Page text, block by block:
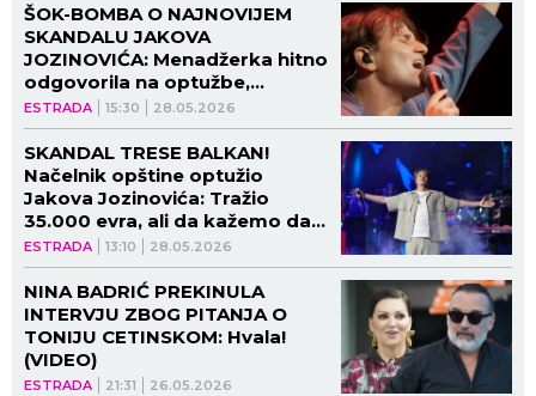
ESTRADA 15:30 28.05.2026
ŠOK-BOMBA O NAJNOVIJEM
SKANDALU JAKOVA
JOZINOVIĆA: Menadžerka hitno
odgovorila na optužbe,
spremna je da alarmira
ADVOKATE!
ESTRADA 13:10 28.05.2026
SKANDAL TRESE BALKAN!
Načelnik opštine optužio
Jakova Jozinovića: Tražio
35.000 evra, ali da kažemo da
je pevao BESPLATNO!
ESTRADA 21:31 26.05.2026
NINA BADRIĆ PREKINULA
INTERVJU ZBOG PITANJA O
TONIJU CETINSKOM: Hvala!
(VIDEO)